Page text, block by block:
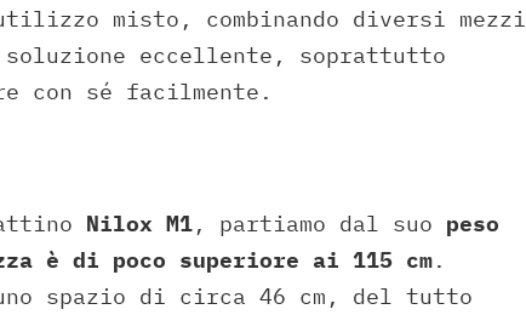
misto, combinando diversi mezzi
eccellente, soprattutto
con sé facilmente.
Nilox M1, partiamo dal suo peso
è di poco superiore ai 115 cm.
spazio di circa 46 cm, del tutto